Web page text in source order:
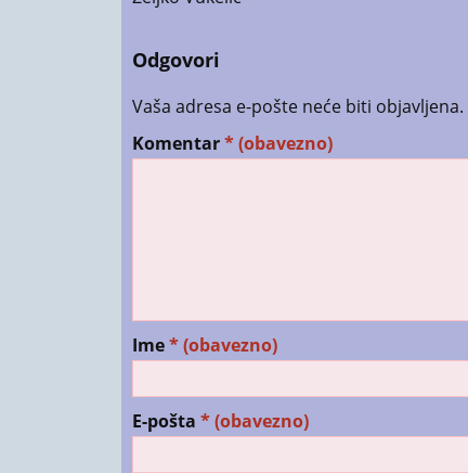
Odgovori
Vaša adresa e-pošte neće biti objavljena.
Komentar* (obavezno)
Ime* (obavezno)
E-pošta * (obavezno)